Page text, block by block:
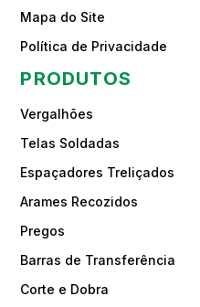
Mapa do Site
Política de Privacidade
PRODUTOS
Vergalhões
Telas Soldadas
Espaçadores Treliçados
Arames Recozidos
Pregos
Barras de Transferência
Corte e Dobra